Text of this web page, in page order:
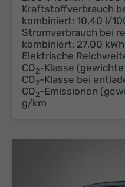
Kraftstoffverbrauch
kombiniert: 10,40 l/
Stromverbrauch bei
kombiniert: 27,00
Elektrische
CO2-Klasse
CO2-Klasse bei
CO2-Emissionen
g/km